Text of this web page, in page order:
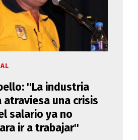
''La industria
una crisis
salario ya no
ir a trabajar''